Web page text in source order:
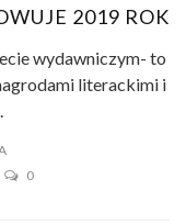
2019 ROK
wydawniczym- to
literackimi i
0